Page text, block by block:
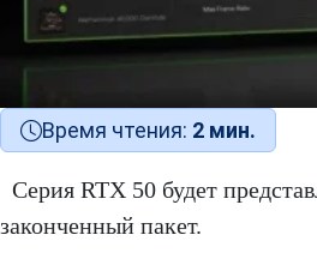
Время чтения: 2 мин.
Серия RTX 50 будет
законченный пакет.